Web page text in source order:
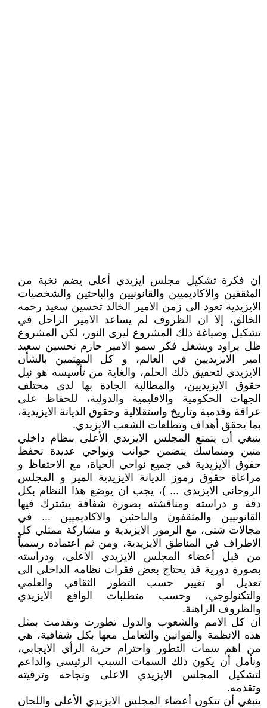
إن فكرة تشكيل مجلس ايزيدي أعلى يضم نخبة من
المثقفين والاكاديميين والقانونيين والباحثين والشخصيات
الايزيدية تعود الى زمن الامير الخالد تحسين سعيد رحمه
الخالق، إلا ان الظروف لم يساعد الامير الراحل في
تشكيل وصياغة ذلك المشروع ليرى النور، لكن المشروع
ظل يراود ويشغل فكر سمو الامير حازم تحسين سعيد
امير الايزيديين في العالم، و كل المهتمين بالشأن
الايزيدي لتحقيق ذلك الحلم، والغاية من تأسيسه هو نيل
حقوق الايزيديين، والمطالبة الجادة بها لدى مختلف
الجهات الحكومية والاقليمية والدولية، للحفاظ على
عراقة وقدمية وتاريخ واستقلالية وحقوق الديانة الايزيدية،
بما يحقق أهداف وتطلعات الشعب الايزيدي.
ينبغي أن يتمتع المجلس الايزيدي الأعلى بنظام داخلي
متين ومتماسك يتضمن جوانب ونواحي عديدة تحفظ
حقوق الايزيدية في جميع نواحي الحياة، مع الاحتفاظ و
مراعاة حقوق رموز الديانة الايزيدية المير و المجلس
الروحاني الايزيدي ... )، يجب ان يوضع هذا النظام بكل
دقة و دراسته ومناقشته بصورة شفافة يشترك فيها
القانونيين والمثقفون والباحثين والاكاديميين ... في
مجالات شتى، مع الرموز الايزيدية و مشاركة ممثلي كل
الاطراف في المناطق الايزيدية، ومن ثم اعتماده رسمياً
من قبل أعضاء المجلس الايزيدي الأعلى، ودراسته
بصورة دورية قد يحتاج بعض فقرات نظامه الداخلي الى
تعديل او تغيير حسب التطور الثقافي والعلمي
والتكنولوجي، وحسب متطلبات الواقع الايزيدي
والظروف الراهنة.
أن كل الامم والشعوب والدول تطورت وتقدمت بمثل
هذه الانظمة والقوانين والتعامل معها بكل شفافية، هي
من اهم سمات التطور واحترام حرية الرأي الايجابي،
ونأمل أن يكون ذلك السمات السبب الرئيسي والداعم
لتشكيل المجلس الايزيدي الاعلى ونجاحه وترقيته
وتقدمه.
ينبغي أن تتكون أعضاء المجلس الايزيدي الأعلى واللجان